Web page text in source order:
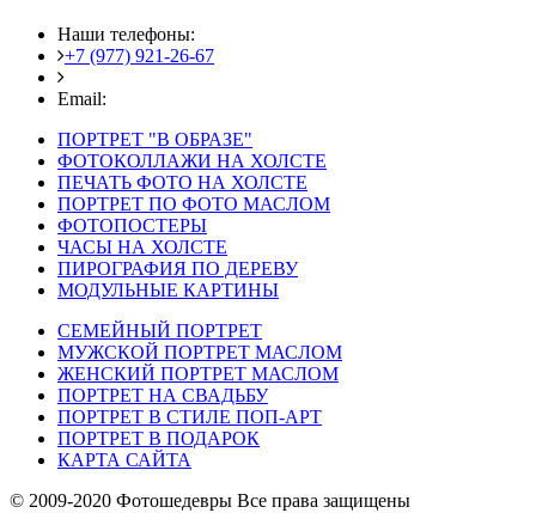
Наши телефоны:
+7 (977) 921-26-67
Email:
ПОРТРЕТ "В ОБРАЗЕ"
ФОТОКОЛЛАЖИ НА ХОЛСТЕ
ПЕЧАТЬ ФОТО НА ХОЛСТЕ
ПОРТРЕТ ПО ФОТО МАСЛОМ
ФОТОПОСТЕРЫ
ЧАСЫ НА ХОЛСТЕ
ПИРОГРАФИЯ ПО ДЕРЕВУ
МОДУЛЬНЫЕ КАРТИНЫ
СЕМЕЙНЫЙ ПОРТРЕТ
МУЖСКОЙ ПОРТРЕТ МАСЛОМ
ЖЕНСКИЙ ПОРТРЕТ МАСЛОМ
ПОРТРЕТ НА СВАДЬБУ
ПОРТРЕТ В СТИЛЕ ПОП-АРТ
ПОРТРЕТ В ПОДАРОК
КАРТА САЙТА
© 2009-2020 Фотошедевры Все права защищены